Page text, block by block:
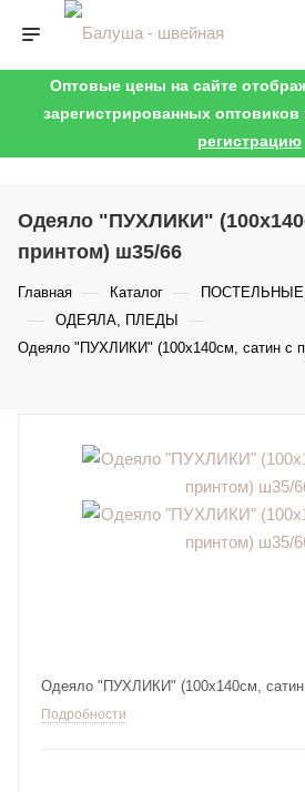
Оптовые цены на сайте
зарегистрированных оптовиков
регистрацию
Одеяло "ПУХЛИКИ"
принтом) ш35/66
Главная — Каталог —
— ОДЕЯЛА, ПЛЕДЫ —
Одеяло "ПУХЛИКИ" (100х140см, сатин с
Одеяло "ПУХЛИКИ" (100х140см,
Подробности